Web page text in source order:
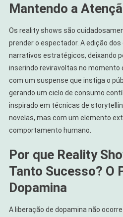
Mantendo a
Os reality shows são
prender o espectador. A edição
narrativos estratégicos, deixando
inserindo reviravoltas no momento
com um suspense que instiga o
gerando um ciclo de consumo
inspirado em técnicas de
novelas, mas com um elemento
comportamento humano.
Por que Reality
Tanto Sucesso? O
Dopamina
A liberação de dopamina não